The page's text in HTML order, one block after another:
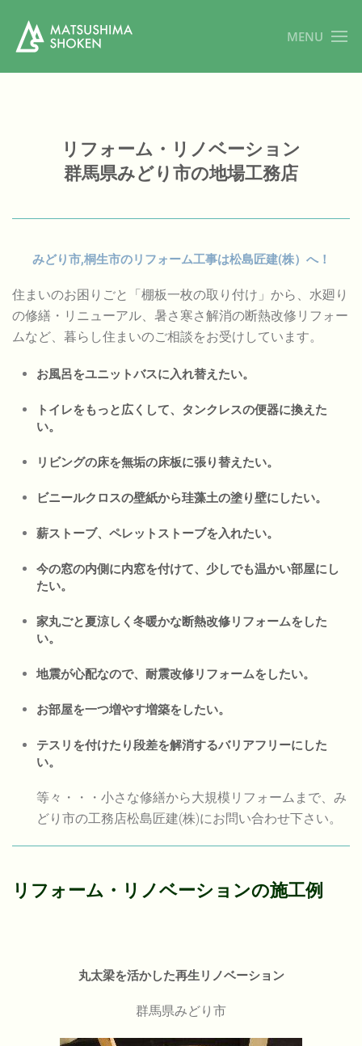
MENU
リフォーム・リノベーション
群馬県みどり市の地場工務店
みどり市,桐生市のリフォーム工事は松島匠建(株）へ！
住まいのお困りごと「棚板一枚の取り付け」から、水廻り
の修繕・リニューアル、暑さ寒さ解消の断熱改修リフォー
ムなど、暮らし住まいのご相談をお受けしています。
お風呂をユニットバスに入れ替えたい。
トイレをもっと広くして、タンクレスの便器に換えた
い。
リビングの床を無垢の床板に張り替えたい。
ビニールクロスの壁紙から珪藻土の塗り壁にしたい。
薪ストーブ、ペレットストーブを入れたい。
今の窓の内側に内窓を付けて、少しでも温かい部屋にし
たい。
家丸ごと夏涼しく冬暖かな断熱改修リフォームをした
い。
地震が心配なので、耐震改修リフォームをしたい。
お部屋を一つ増やす増築をしたい。
テスリを付けたり段差を解消するバリアフリーにした
い。
等々・・・小さな修繕から大規模リフォームまで、み
どり市の工務店松島匠建(株)にお問い合わせ下さい。
リフォーム・リノベーションの施工例
丸太梁を活かした再生リノベーション
群馬県みどり市